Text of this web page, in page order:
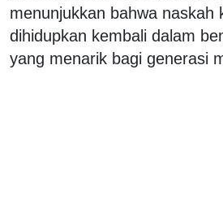
menunjukkan bahwa naskah
dihidupkan kembali dalam
yang menarik bagi generasi